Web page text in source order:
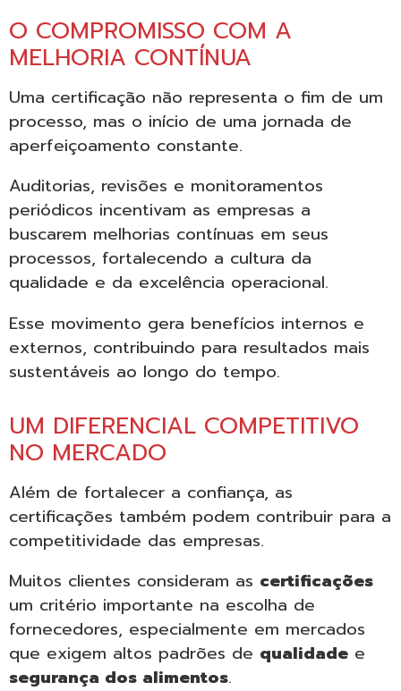
O COMPROMISSO COM A
MELHORIA CONTÍNUA
Uma certificação não representa o fim de um
processo, mas o início de uma jornada de
aperfeiçoamento constante.
Auditorias, revisões e monitoramentos
periódicos incentivam as empresas a
buscarem melhorias contínuas em seus
processos, fortalecendo a cultura da
qualidade e da excelência operacional.
Esse movimento gera benefícios internos e
externos, contribuindo para resultados mais
sustentáveis ao longo do tempo.
UM DIFERENCIAL COMPETITIVO
NO MERCADO
Além de fortalecer a confiança, as
certificações também podem contribuir para a
competitividade das empresas.
Muitos clientes consideram as certificações
um critério importante na escolha de
fornecedores, especialmente em mercados
que exigem altos padrões de qualidade e
segurança dos alimentos.